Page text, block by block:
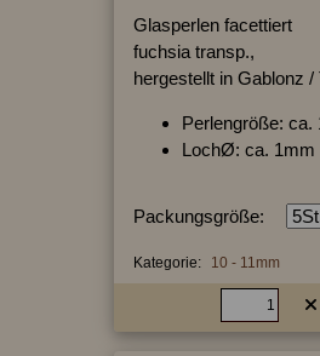
Glasperlen facettiert
fuchsia transp.,
hergestellt in Gablonz /
Perlengröße: ca.
LochØ: ca. 1mm
Packungsgröße:
Kategorie: 10 - 11mm